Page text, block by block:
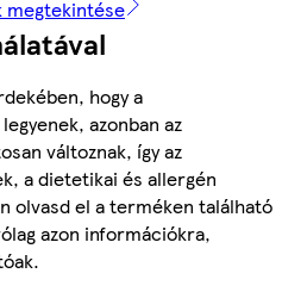
megtekintése
hogy a
azonban az
változnak, így az
a dietetikai és allergén
olvasd el a terméken található
azon információkra,